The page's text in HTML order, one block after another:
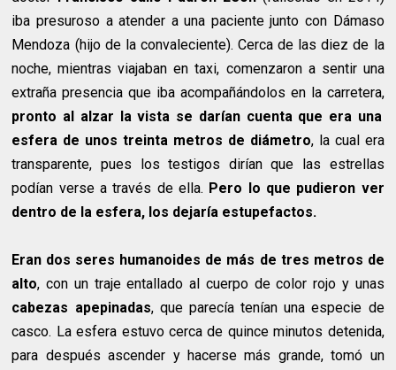
iba presuroso a atender a una paciente junto con Dámaso
Mendoza (hijo de la convaleciente). Cerca de las diez de la
noche, mientras viajaban en taxi, comenzaron a sentir una
extraña presencia que iba acompañándolos en la carretera,
pronto al alzar la vista se darían cuenta que era una
esfera de unos treinta metros de diámetro, la cual era
transparente, pues los testigos dirían que las estrellas
podían verse a través de ella. Pero lo que pudieron ver
dentro de la esfera, los dejaría estupefactos.
Eran dos seres humanoides de más de tres metros de
alto, con un traje entallado al cuerpo de color rojo y unas
cabezas apepinadas, que parecía tenían una especie de
casco. La esfera estuvo cerca de quince minutos detenida,
para después ascender y hacerse más grande, tomó un